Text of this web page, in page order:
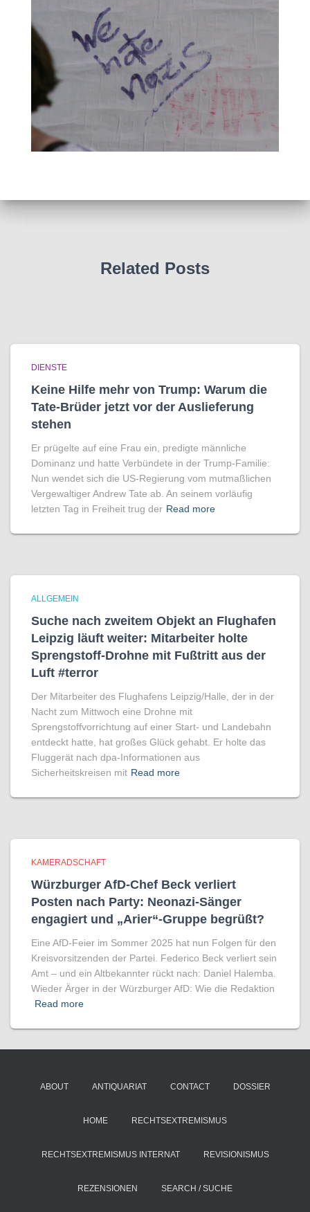
Related Posts
DIENSTE
Keine Hilfe mehr von Trump: Warum die
Tate-Brüder jetzt vor der Auslieferung
stehen
Er prügelte auf eine Frau ein, predigte männliche
Dominanz und hatte Verbündete in der Trump-Familie:
Nun wendet sich die US-Regierung vom mutmaßlichen
Vergewaltiger Andrew Tate ab. An seinem vorläufig
letzten Tag in Freiheit trug der Read more
ALLGEMEIN
Suche nach zweitem Objekt an Flughafen
Leipzig läuft weiter: Mitarbeiter holte
Sprengstoff-Drohne mit Fußtritt aus der
Luft #terror
Der Mitarbeiter des Flughafens Leipzig/Halle, der in der
Nacht zum Mittwoch eine Drohne mit
Sprengstoffvorrichtung auf einer Start- und Landebahn
entdeckt hatte, hat großes Glück gehabt. Er holte das
Fluggerät nach dpa-Informationen aus
Sicherheitskreisen mit Read more
KAMERADSCHAFT
Würzburger AfD-Chef Beck verliert
Posten nach Party: Neonazi-Sänger
engagiert und „Arier“-Gruppe begrüßt?
Eine AfD-Feier im Sommer 2025 hat nun Folgen für den
Kreisvorsitzenden der Partei. Federico Beck verliert sein
Amt – und ein Altbekannter rückt nach: Daniel Halemba.
Wieder Ärger in der Würzburger AfD: Wie die Redaktion
Read more
ABOUT ANTIQUARIAT CONTACT DOSSIER
HOME RECHTSEXTREMISMUS
RECHTSEXTREMISMUS INTERNAT REVISIONISMUS
REZENSIONEN SEARCH / SUCHE